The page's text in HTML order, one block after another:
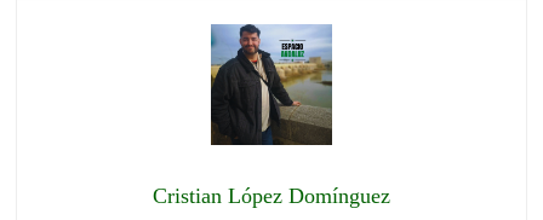
Cristian López Domínguez